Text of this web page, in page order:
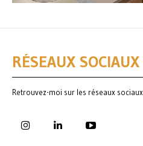
RÉSEAUX SOCIAUX
Retrouvez-moi sur les réseaux sociaux.